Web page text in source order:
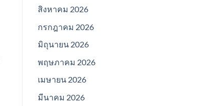
สิงหาคม 2026
กรกฎาคม 2026
มิถุนายน 2026
พฤษภาคม 2026
เมษายน 2026
มีนาคม 2026